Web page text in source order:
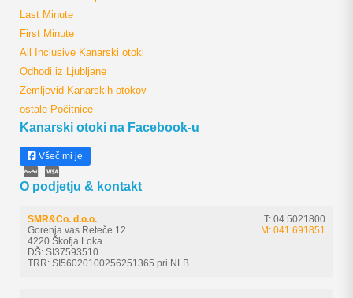
Last Minute
First Minute
All Inclusive Kanarski otoki
Odhodi iz Ljubljane
Zemljevid Kanarskih otokov
ostale Počitnice
Kanarski otoki na Facebook-u
Všeč mi je
O podjetju & kontakt
SMR&Co. d.o.o.
Gorenja vas Reteče 12
4220 Škofja Loka
DŠ: SI37593510
TRR: SI56020100256251365 pri NLB
T: 04 5021800
M: 041 691851